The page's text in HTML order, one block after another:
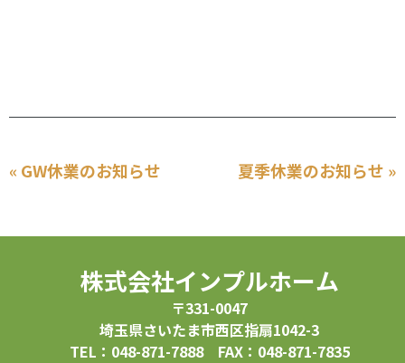
« GW休業のお知らせ 夏季休業のお知らせ »
株式会社インプルホーム
〒331-0047
埼玉県さいたま市西区指扇1042-3
TEL：048-871-7888 FAX：048-871-7835